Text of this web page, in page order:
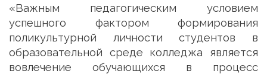
«Важным педагогическим условием
успешного фактором формирования
поликультурной личности студентов в
образовательной среде колледжа является
вовлечение обучающихся в процесс